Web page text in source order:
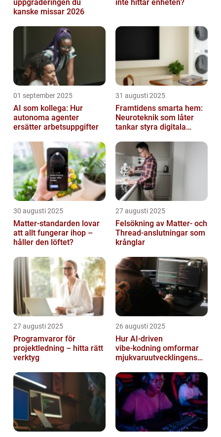
uppgraderingen du
kanske missar 2026
inte hittar enheten?
01 september 2025
AI som kollega: Hur
autonoma agenter
ersätter arbetsuppgifter
31 augusti 2025
Framtidens smarta hem:
Neuroteknik som låter
tankar styra digitala
30 augusti 2025
Matter-standarden lovar
att allt fungerar ihop –
håller den löftet?
27 augusti 2025
Felsökning av Matter‑ och
Thread‑anslutningar som
krånglar
27 augusti 2025
Programvaror för
projektledning – hitta rätt
verktyg
26 augusti 2025
Hur AI‑driven
vibe‑kodning omformar
mjukvaruutvecklingens